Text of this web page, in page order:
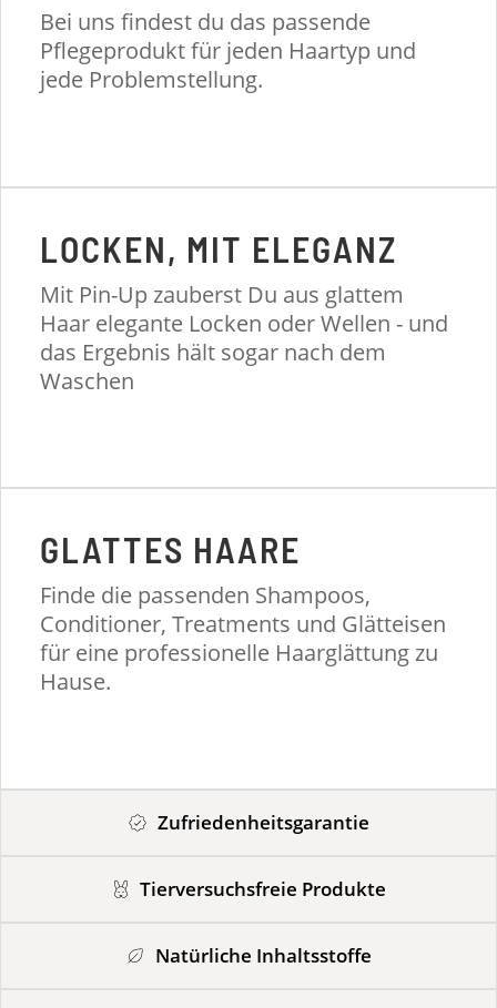
Bei uns findest du das passende
Pflegeprodukt für jeden Haartyp und
jede Problemstellung.
LOCKEN, MIT ELEGANZ
Mit Pin-Up zauberst Du aus glattem
Haar elegante Locken oder Wellen - und
das Ergebnis hält sogar nach dem
Waschen
GLATTES HAARE
Finde die passenden Shampoos,
Conditioner, Treatments und Glätteisen
für eine professionelle Haarglättung zu
Hause.
Zufriedenheitsgarantie
Tierversuchsfreie Produkte
Natürliche Inhaltsstoffe